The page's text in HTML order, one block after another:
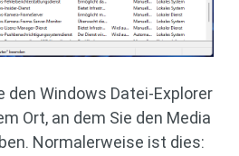
den Windows Datei-Explorer
Ort, an dem Sie den Media
Normalerweise ist dies: